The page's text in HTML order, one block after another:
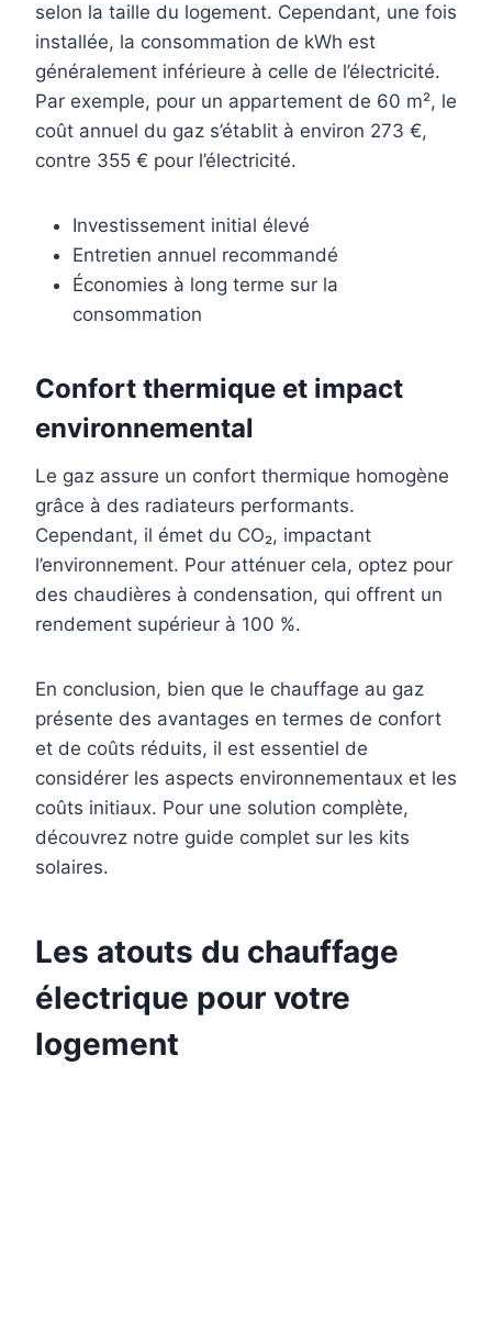
selon la taille du logement. Cependant, une fois
installée, la consommation de kWh est
généralement inférieure à celle de l’électricité.
Par exemple, pour un appartement de 60 m², le
coût annuel du gaz s’établit à environ 273 €,
contre 355 € pour l’électricité.
Investissement initial élevé
Entretien annuel recommandé
Économies à long terme sur la
consommation
Confort thermique et impact
environnemental
Le gaz assure un confort thermique homogène
grâce à des radiateurs performants.
Cependant, il émet du CO₂, impactant
l’environnement. Pour atténuer cela, optez pour
des chaudières à condensation, qui offrent un
rendement supérieur à 100 %.
En conclusion, bien que le chauffage au gaz
présente des avantages en termes de confort
et de coûts réduits, il est essentiel de
considérer les aspects environnementaux et les
coûts initiaux. Pour une solution complète,
découvrez notre guide complet sur les kits
solaires.
Les atouts du chauffage
électrique pour votre
logement